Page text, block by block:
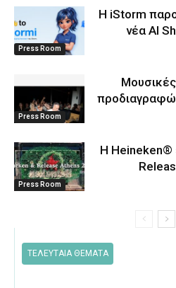
Press Room
Η iStorm
νέα AI
Press Room
Press Room
Η Heineken®
ΤΕΛΕΥΤΑΙΑ ΘΕΜΑΤΑ